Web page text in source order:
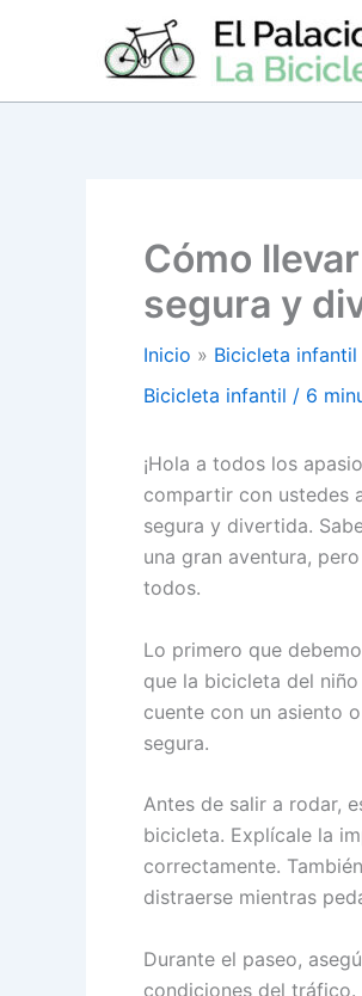
Cómo
segura y
Inicio Bicicleta infantil
Bicicleta infantil / 6
¡Hola a todos los
compartir con ustedes
segura y divertida.
una gran aventura,
todos.
Lo primero que
que la bicicleta del
cuente con un asiento
segura.
Antes de salir a rodar,
bicicleta. Explícale la
correctamente.
distraerse mientras
Durante el paseo,
condiciones del